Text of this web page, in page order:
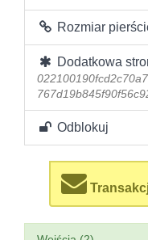
Rozmiar
Dodatkowa
Odblokuj